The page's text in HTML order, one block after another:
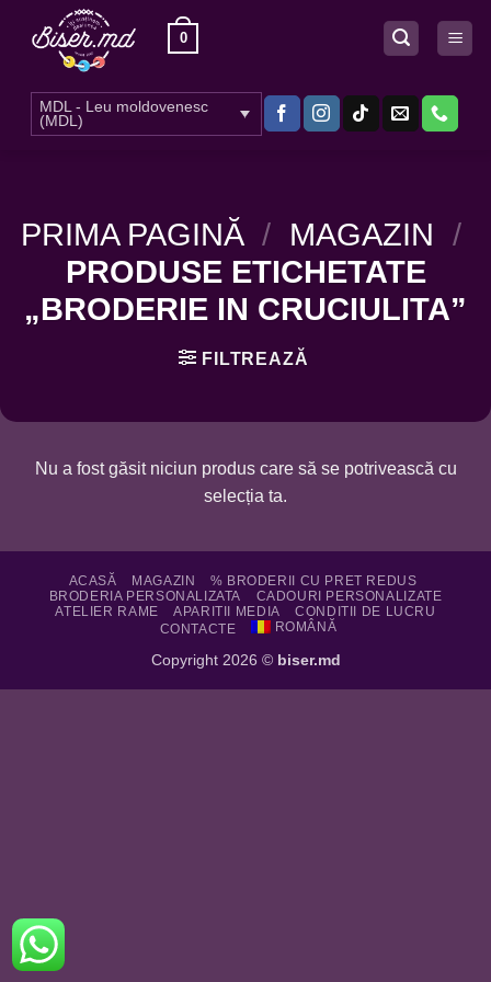
0
MDL - Leu moldovenesc
(MDL)
PRIMA PAGINĂ / MAGAZIN /
PRODUSE ETICHETATE
„BRODERIE IN CRUCIULITA”
FILTREAZĂ
Nu a fost găsit niciun produs care să se potrivească cu
selecția ta.
ACASĂ MAGAZIN
% BRODERII CU PRET REDUS
BRODERIA PERSONALIZATA
CADOURI PERSONALIZATE
ATELIER RAME
APARITII MEDIA
CONDITII DE LUCRU
CONTACTE
ROMÂNĂ
Copyright 2026 © biser.md